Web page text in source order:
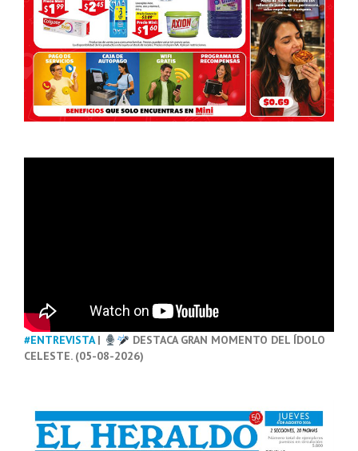
#ENTREVISTA|
DESTACA GRAN MOMENTO DEL ÍDOLO
CELESTE. (05-08-2026)